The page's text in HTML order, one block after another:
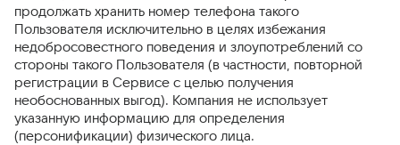
продолжать хранить номер телефона такого
Пользователя исключительно в целях избежания
недобросовестного поведения и злоупотреблений со
стороны такого Пользователя (в частности, повторной
регистрации в Сервисе с целью получения
необоснованных выгод). Компания не использует
указанную информацию для определения
(персонификации) физического лица.